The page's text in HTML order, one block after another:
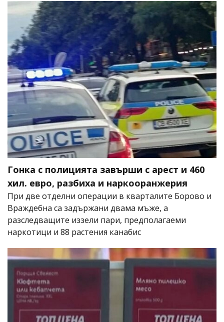
Гонка с полицията завърши с арест и 460
хил. евро, разбиха и наркооранжерия
При две отделни операции в кварталите Борово и
Враждебна са задържани двама мъже, а
разследващите иззели пари, предполагаеми
наркотици и 88 растения канабис